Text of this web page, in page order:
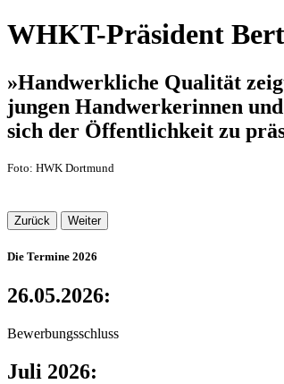
WHKT-Präsident
»Handwerkliche Qualität
jungen Handwerkerinnen
sich der Öffentlichkeit zu
Foto: HWK Dortmund
Zurück Weiter
Die Termine 2026
26.05.2026:
Bewerbungsschluss
Juli 2026: